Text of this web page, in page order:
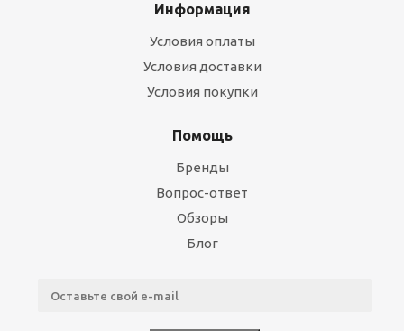
Информация
Условия оплаты
Условия доставки
Условия покупки
Помощь
Бренды
Вопрос-ответ
Обзоры
Блог